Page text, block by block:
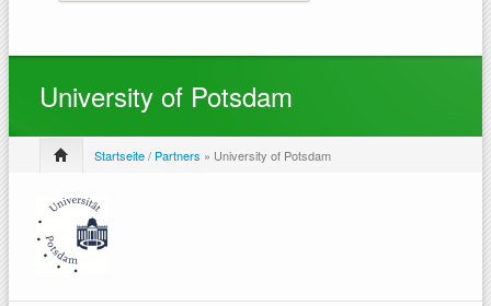
University of Potsdam
Startseite/ Partners » University of Potsdam